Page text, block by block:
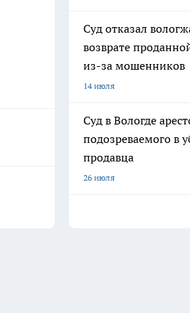
Суд отказал
возврате
из-за мошенников
14 июля
Суд в Вологде
подозреваемого в
продавца
26 июля